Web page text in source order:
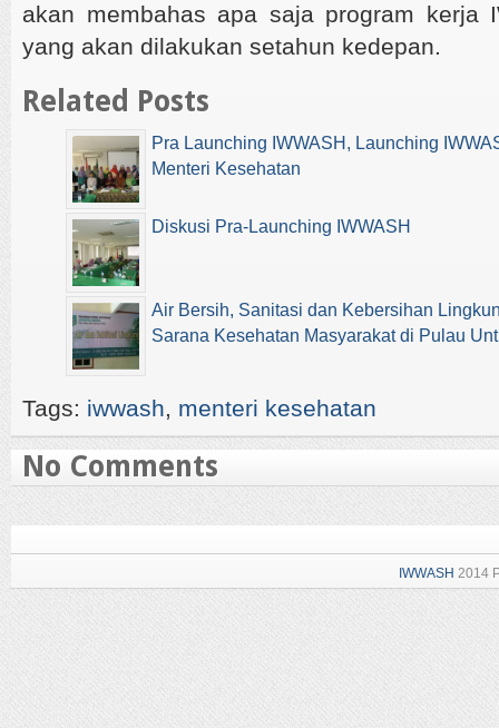
akan membahas apa saja program kerja
yang akan dilakukan setahun kedepan.
Related Posts
Pra Launching IWWASH, Launching
Menteri Kesehatan
Diskusi Pra-Launching IWWASH
Air Bersih, Sanitasi dan Kebersihan
Sarana Kesehatan Masyarakat di Pulau
Tags: iwwash, menteri kesehatan
No Comments
IWWASH 2014